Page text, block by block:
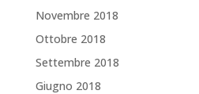
Novembre 2018
Ottobre 2018
Settembre 2018
Giugno 2018